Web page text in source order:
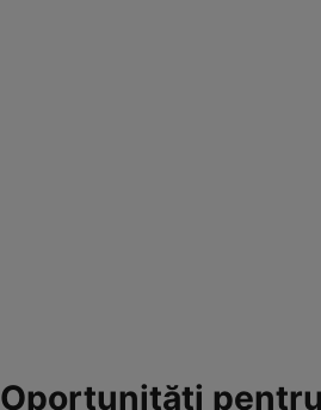
Oportunităţi